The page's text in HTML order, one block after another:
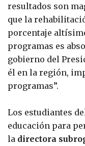
resultados son
que la
porcentaje
programas es
gobierno del
él en la región,
programas”.
Los estudiantes
educación para
la directora